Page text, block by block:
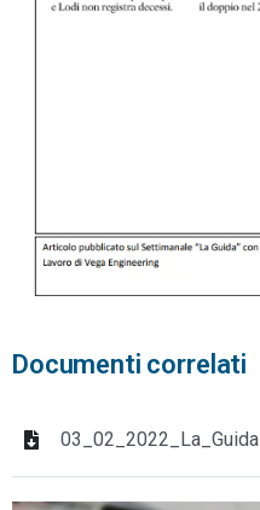
Documenti correlati
03_02_2022_La_Guida